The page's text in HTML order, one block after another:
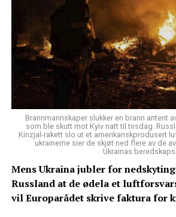
Brannmannskaper slukker en brann antent
som ble skutt mot Kyiv natt til tirsdag.
Kinzjal-rakett slo ut et amerikanskprodusert
ukrainerne sier de skjøt ned flere av de
Ukrainas
Mens Ukraina jubler for
Russland at de ødela et
vil Europarådet skrive faktura for